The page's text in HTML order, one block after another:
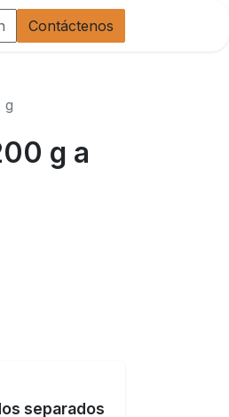
Contáctenos
g
g a
separados